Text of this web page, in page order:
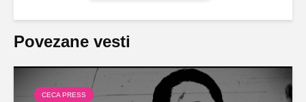
Povezane vesti
CECA PRESS